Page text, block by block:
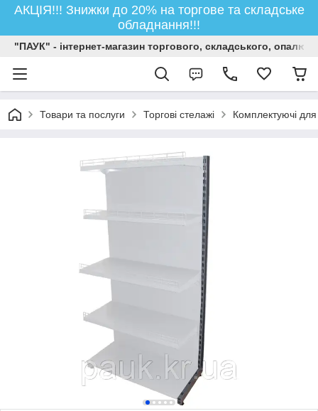
АКЦІЯ!!! Знижки до 20% на торгове та складське
обладнання!!!
"ПАУК" - інтернет-магазин торгового, складського,
Товари та послуги Торгові стелажі Комплектуючі для